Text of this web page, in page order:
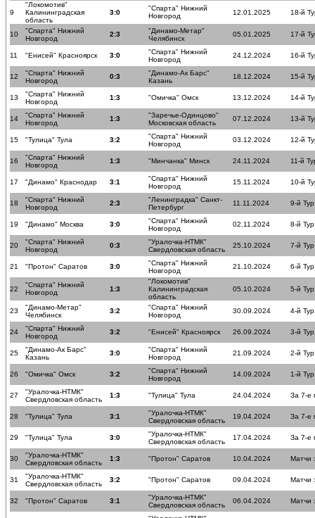
9
"Локомотив"
Калининградская
область
3:0
"Спарта" Нижний
Новгород
12.01.2025 18-й
10
"Спарта" Нижний
Новгород
2:3
"Динамо-Метар"
Челябинск
05.01.2025 17-й
11 "Енисей" Красноярск 3:0
"Спарта" Нижний
Новгород
24.12.2024 16-й
12
"Спарта" Нижний
Новгород
0:3
"Динамо-Ак Барс"
Казань
18.12.2024 15-й
13
"Спарта" Нижний
Новгород
1:3 "Омичка" Омск 13.12.2024 14-й
14
"Спарта" Нижний
Новгород
1:3
"Заречье-Одинцово"
Московская область
07.12.2024 13-й
15 "Тулица" Тула 3:2
"Спарта" Нижний
Новгород
03.12.2024 12-й
16
"Спарта" Нижний
Новгород
1:3 "Минчанка" Минск 24.11.2024 11-й
17 "Динамо" Краснодар 3:1
"Спарта" Нижний
Новгород
15.11.2024 10-й
18
"Спарта" Нижний
Новгород
2:3
"Ленинградка" Санкт-
Петербург
11.11.2024 9-й Тур
19 "Динамо" Москва 3:0
"Спарта" Нижний
Новгород
02.11.2024 8-й Тур
20
"Спарта" Нижний
Новгород
0:3
"Уралочка-НТМК"
Свердловская область
25.10.2024 7-й Тур
21 "Протон" Саратов 3:0
"Спарта" Нижний
Новгород
21.10.2024 6-й Тур
22
"Спарта" Нижний
Новгород
1:3
"Локомотив"
Калининградская
область
05.10.2024 5-й Тур
23
"Динамо-Метар"
Челябинск
3:2
"Спарта" Нижний
Новгород
30.09.2024 4-й Тур
24
"Спарта" Нижний
Новгород
3:2 "Енисей" Красноярск 26.09.2024 3-й Тур
25
"Динамо-Ак Барс"
Казань
3:0
"Спарта" Нижний
Новгород
21.09.2024 2-й Тур
26 "Омичка" Омск 3:2
"Спарта" Нижний
Новгород
14.09.2024 1-й Тур
27
"Уралочка-НТМК"
Свердловская область
1:3 "Тулица" Тула 24.04.2024 За 7-е
28 "Тулица" Тула 3:1
"Уралочка-НТМК"
Свердловская область
19.04.2024 За 7-е
29 "Тулица" Тула 3:0
"Уралочка-НТМК"
Свердловская область
17.04.2024 За 7-е
30
"Уралочка-НТМК"
Свердловская область
1:3 "Протон" Саратов 10.04.2024 Матчи
31
"Уралочка-НТМК"
Свердловская область
3:2 "Протон" Саратов 09.04.2024 Матчи
32 "Протон" Саратов 3:1
"Уралочка-НТМК"
Свердловская область
06.04.2024 Матчи